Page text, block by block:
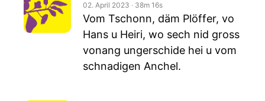
02. April 2023 ‧ 38m 16s
Vom Tschonn, däm Plöffer, vo
Hans u Heiri, wo sech nid gross
vonang ungerschide hei u vom
schnadigen Anchel.